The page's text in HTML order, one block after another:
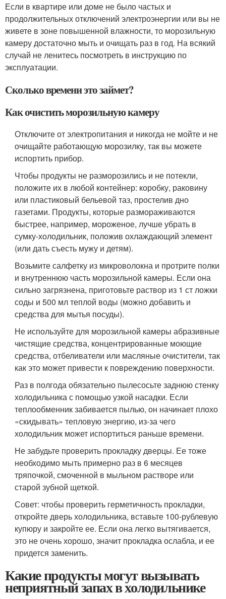
Если в квартире или доме не было частых и
продолжительных отключений электроэнергии или вы не
живете в зоне повышенной влажности, то морозильную
камеру достаточно мыть и очищать раз в год. На всякий
случай не ленитесь посмотреть в инструкцию по
эксплуатации.
Сколько времени это займет?
Как очистить морозильную камеру
Отключите от электропитания и никогда не мойте и не
очищайте работающую морозилку, так вы можете
испортить прибор.
Чтобы продукты не разморозились и не потекли,
положите их в любой контейнер: коробку, раковину
или пластиковый бельевой таз, простелив дно
газетами. Продукты, которые размораживаются
быстрее, например, мороженое, лучше убрать в
сумку-холодильник, положив охлаждающий элемент
(или дать съесть мужу и детям).
Возьмите салфетку из микроволокна и протрите полки
и внутреннюю часть морозильной камеры. Если она
сильно загрязнена, приготовьте раствор из 1 ст ложки
соды и 500 мл теплой воды (можно добавить и
средства для мытья посуды).
Не используйте для морозильной камеры абразивные
чистящие средства, концентрированные моющие
средства, отбеливатели или масляные очистители, так
как это может привести к повреждению поверхности.
Раз в полгода обязательно пылесосьте заднюю стенку
холодильника с помощью узкой насадки. Если
теплообменник забивается пылью, он начинает плохо
«скидывать» тепловую энергию, из-за чего
холодильник может испортиться раньше времени.
Не забудьте проверить прокладку дверцы. Ее тоже
необходимо мыть примерно раз в 6 месяцев
тряпочкой, смоченной в мыльном растворе или
старой зубной щеткой.
Совет: чтобы проверить герметичность прокладки,
откройте дверь холодильника, вставьте 100-рублевую
купюру и закройте ее. Если она легко вытягивается,
это не очень хорошо, значит прокладка ослабла, и ее
придется заменить.
Какие продукты могут вызывать
неприятный запах в холодильнике